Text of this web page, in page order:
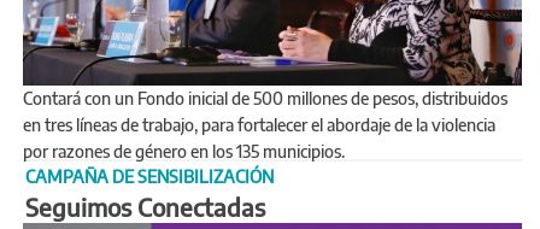
Contará con un Fondo inicial de 500 millones de pesos, distribuidos
en tres líneas de trabajo, para fortalecer el abordaje de la violencia
por razones de género en los 135 municipios.
CAMPAÑA DE SENSIBILIZACIÓN
Seguimos Conectadas